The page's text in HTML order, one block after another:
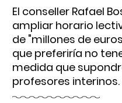
El conseller Rafael
ampliar horario
de "millones de
que preferiría no
medida que
profesores interinos.